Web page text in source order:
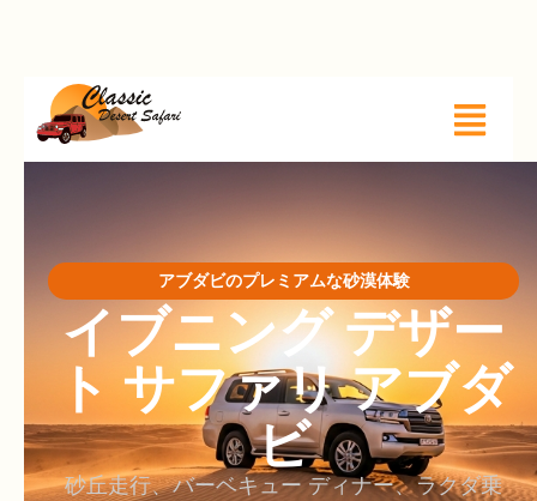
アブダビのプレミアムな砂漠体験
イブニング デザー
ト サファリ アブダ
ビ
砂丘走行、バーベキュー ディナー、ラクダ乗